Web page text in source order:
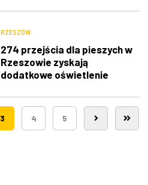
RZESZÓW
274 przejścia dla pieszych w
Rzeszowie zyskają
dodatkowe oświetlenie
3 4 5